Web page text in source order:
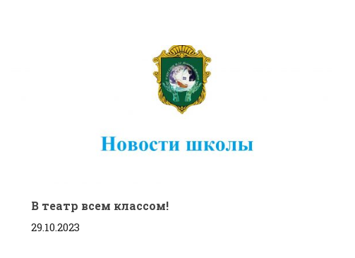
В театр всем классом!
29.10.2023